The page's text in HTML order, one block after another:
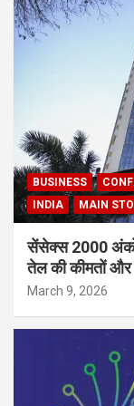
BUSINESS
INDIA
MAIN
सेंसेक्स 2000 अंकों
तेल की कीमतों और
March 9, 2026